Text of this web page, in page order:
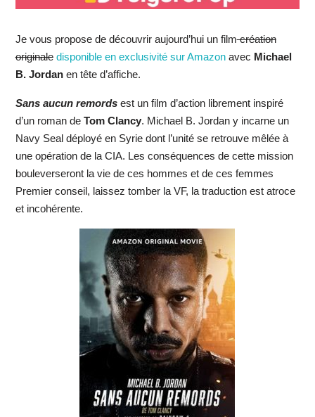
Je vous propose de découvrir aujourd’hui un filmcréation
originale disponible en exclusivité sur Amazonavec Michael
B. Jordanen tête d’affiche.
Sans aucun remordsest un film d’action librement inspiré
d’un roman de Tom Clancy. Michael B. Jordan y incarne un
Navy Seal déployé en Syrie dont l’unité se retrouve mêlée à
une opération de la CIA. Les conséquences de cette mission
bouleverseront la vie de ces hommes et de ces femmes
Premier conseil, laissez tomber la VF, la traduction est atroce
et incohérente.